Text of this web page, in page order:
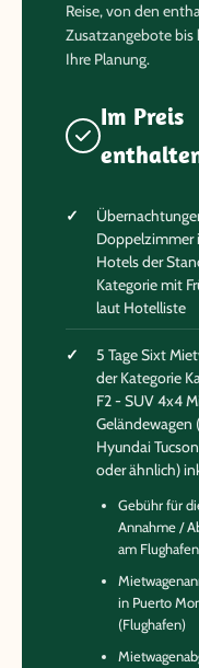
Reise, von den
Zusatzangebote bis
Ihre Planung.
Im Preis
Doppelzimmer
Hotels der
Kategorie mit
laut Hotelliste
5 Tage Sixt
der Kategorie
F2 - SUV 4x4
Geländewagen
Hyundai
oder ähnlich)
Gebühr für
Annahme /
am Flughafen
in Puerto
(Flughafen)